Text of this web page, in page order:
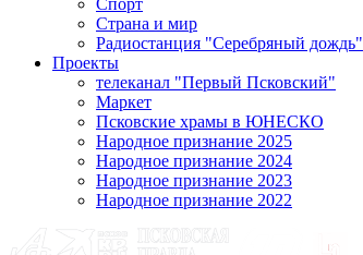
Спорт
Страна и мир
Радиостанция "Серебряный дождь"
Проекты
телеканал "Первый Псковский"
Маркет
Псковские храмы в ЮНЕСКО
Народное признание 2025
Народное признание 2024
Народное признание 2023
Народное признание 2022